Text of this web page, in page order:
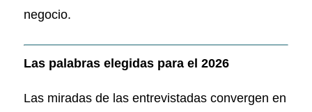
negocio.
Las palabras elegidas para el 2026
Las miradas de las entrevistadas convergen en